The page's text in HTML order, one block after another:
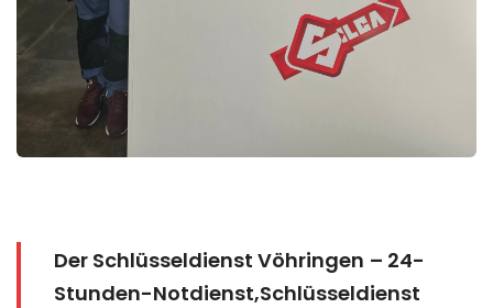
Der Schlüsseldienst Vöhringen – 24-
Stunden-Notdienst,Schlüsseldienst